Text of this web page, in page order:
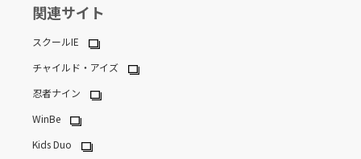
関連サイト
スクールIE
チャイルド・アイズ
忍者ナイン
WinBe
Kids Duo